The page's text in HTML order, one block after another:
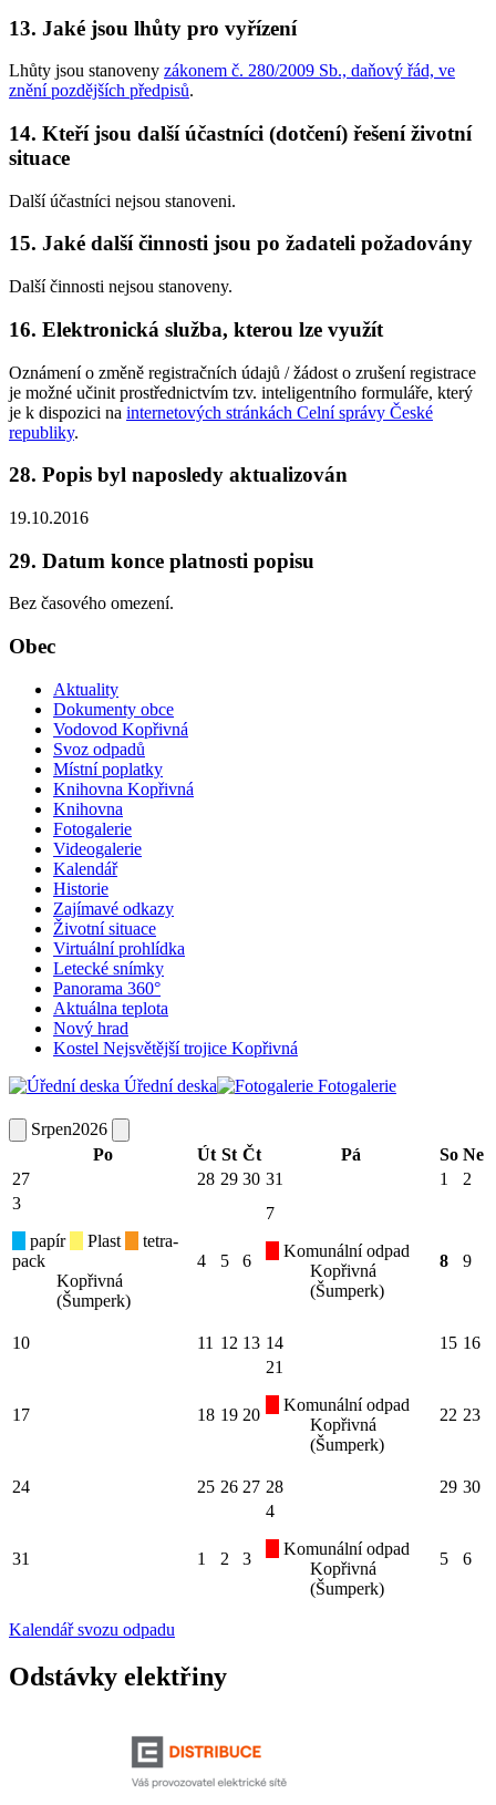
13. Jaké jsou lhůty pro vyřízení
Lhůty jsou stanoveny zákonem č. 280/2009 Sb., daňový řád, ve
znění pozdějších předpisů.
14. Kteří jsou další účastníci (dotčení) řešení životní
situace
Další účastníci nejsou stanoveni.
15. Jaké další činnosti jsou po žadateli požadovány
Další činnosti nejsou stanoveny.
16. Elektronická služba, kterou lze využít
Oznámení o změně registračních údajů / žádost o zrušení registrace
je možné učinit prostřednictvím tzv. inteligentního formuláře, který
je k dispozici na internetových stránkách Celní správy České
republiky.
28. Popis byl naposledy aktualizován
19.10.2016
29. Datum konce platnosti popisu
Bez časového omezení.
Obec
Aktuality
Dokumenty obce
Vodovod Kopřivná
Svoz odpadů
Místní poplatky
Knihovna Kopřivná
Knihovna
Fotogalerie
Videogalerie
Kalendář
Historie
Zajímavé odkazy
Životní situace
Virtuální prohlídka
Letecké snímky
Panorama 360°
Aktuálna teplota
Nový hrad
Kostel Nejsvětější trojice Kopřivná
Úřední deska
Fotogalerie
Srpen2026
Po
Út St Čt Pá So Ne
27
28 29 30 31 1
2
3
papír
Plast
tetra-
pack
Kopřivná
(Šumperk)
4 5 6
7
Komunální odpad
Kopřivná
(Šumperk)
8 9
10 11 12 13 14 15 16
17 18 19 20
21
Komunální odpad
Kopřivná
(Šumperk)
22 23
24 25 26 27 28 29 30
31 1 2 3
4
Komunální odpad
Kopřivná
(Šumperk)
5 6
Kalendář svozu odpadu
Odstávky elektřiny